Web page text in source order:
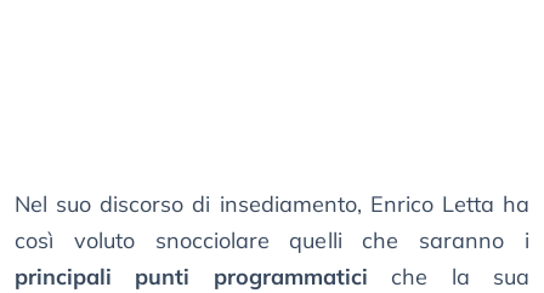
Nel suo discorso di insediamento, Enrico Letta ha
così voluto snocciolare quelli che saranno i
principali punti programmatici che la sua